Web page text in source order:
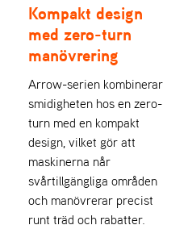
Kompakt design
med zero-turn
manövrering
Arrow-serien kombinerar
smidigheten hos en zero-
turn med en kompakt
design, vilket gör att
maskinerna når
svårtillgängliga områden
och manövrerar precist
runt träd och rabatter.